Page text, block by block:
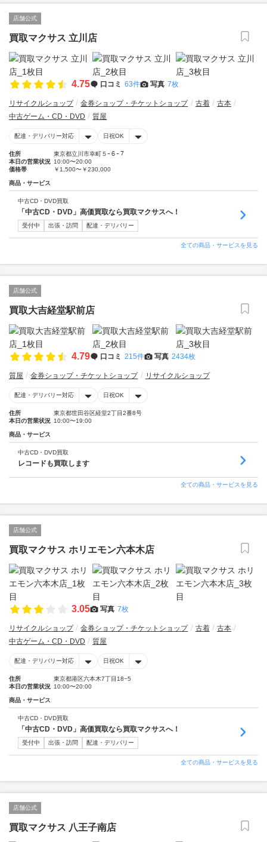
店舗公式
買取マクサス 立川店
4.75 口コミ 63件 写真 7枚
リサイクルショップ 金券ショップ・チケットショップ 古着
古本
中古ゲーム・CD・DVD
質屋
配達・デリバリー対応 日祝OK
住所
東京都立川市幸町５ｰ６ｰ７
本日の営業状況 10:00〜20:00
価格帯
￥1,500〜￥230,000
商品・サービス
中古CD・DVD買取
「中古CD・DVD」高価買取なら買取マクサスへ！
受付中 出張・訪問 配達・デリバリー
全ての商品・サービスを見る
店舗公式
買取大吉経堂駅前店
4.79 口コミ 215件 写真 2434枚
質屋 金券ショップ・チケットショップ リサイクルショップ
配達・デリバリー対応 日祝OK
住所
東京都世田谷区経堂2丁目2番8号
本日の営業状況 10:00〜19:00
商品・サービス
中古CD・DVD買取
レコードも買取します
全ての商品・サービスを見る
店舗公式
買取マクサス ホリエモン六本木店
3.05 写真 7枚
リサイクルショップ 金券ショップ・チケットショップ 古着
古本
中古ゲーム・CD・DVD
質屋
配達・デリバリー対応 日祝OK
住所
東京都港区六本木7丁目18−5
本日の営業状況 10:00〜20:00
商品・サービス
中古CD・DVD買取
「中古CD・DVD」高価買取なら買取マクサスへ！
受付中 出張・訪問 配達・デリバリー
全ての商品・サービスを見る
店舗公式
買取マクサス 八王子南店